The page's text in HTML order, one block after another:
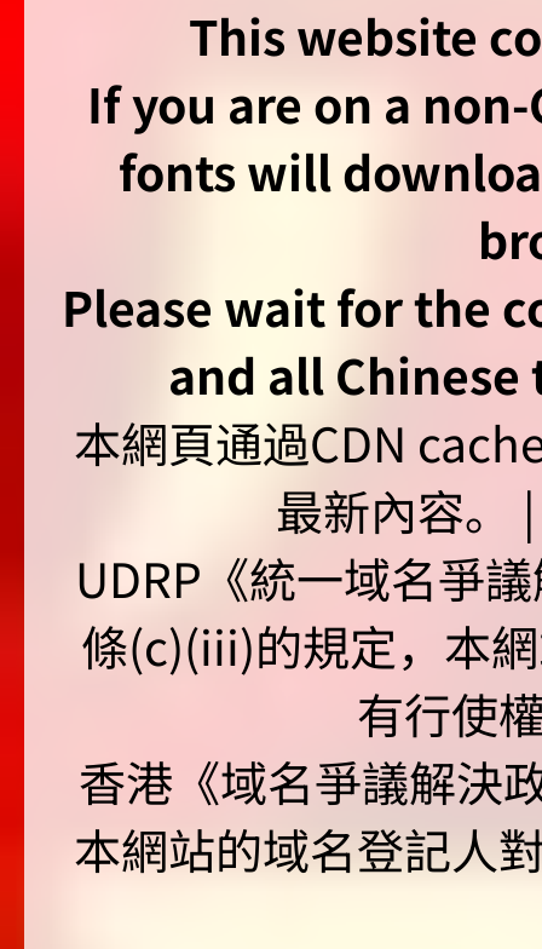
This website
If you are on a
fonts will
Please wait for the
and all
本網頁通過CDN
最新內容。
UDRP《統一域名爭
條(c)(iii)的規定，本
有行使
香港《域名爭議解決
本網站的域名登記人